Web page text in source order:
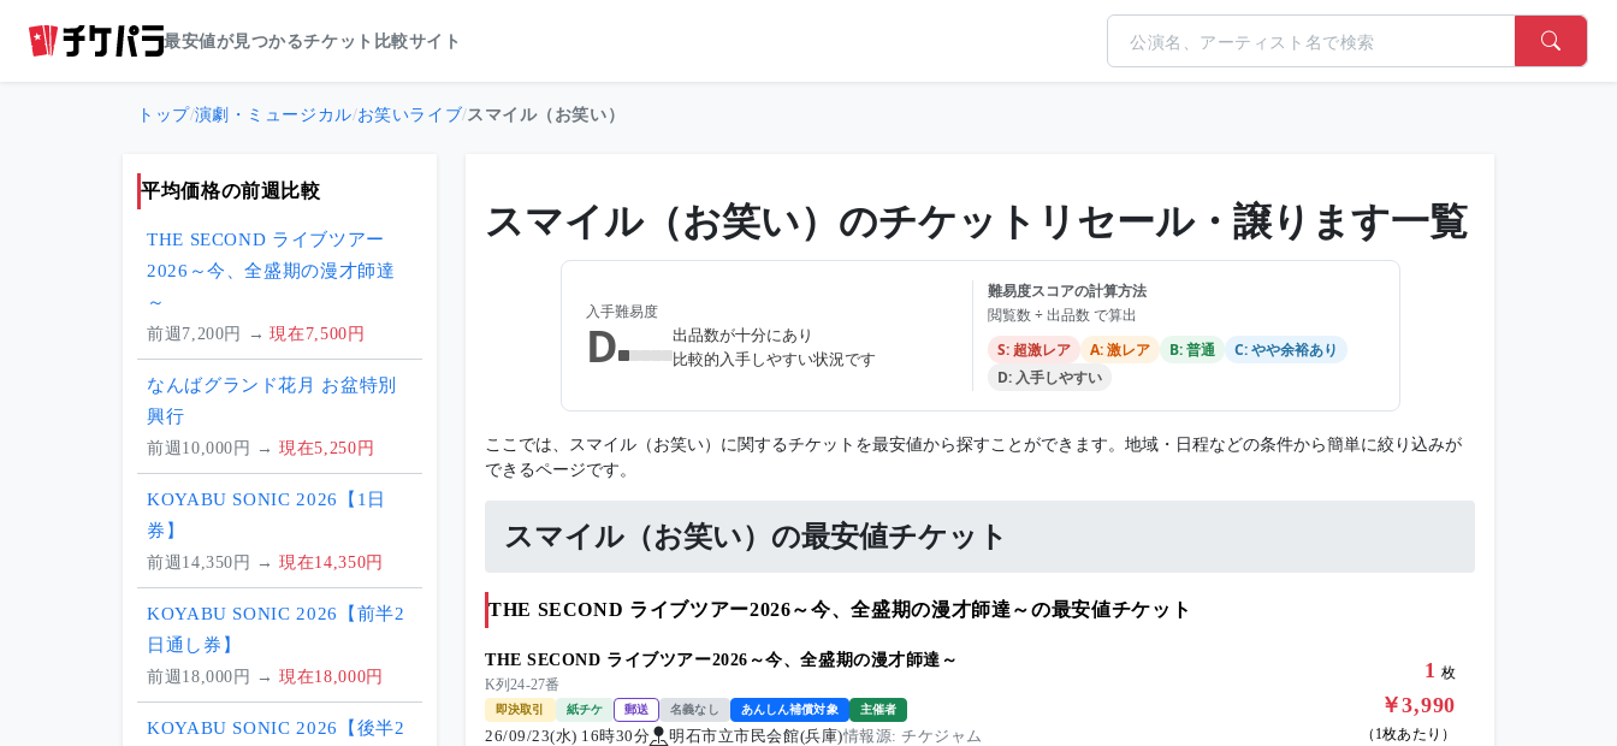
最安値が見つかるチケット比較サイト
トップ/演劇・ミュージカル/お笑いライブ/スマイル（お笑い）
スマイル（お笑い）のチケットリセール・譲ります一覧
入手難易度
D
出品数が十分にあり
比較的入手しやすい状況です
難易度スコアの計算方法
閲覧数 ÷ 出品数 で算出
S: 超激レア
A: 激レア B: 普通
C: やや余裕あり
D: 入手しやすい
ここでは、スマイル（お笑い）に関するチケットを最安値から探すことができます。地域・日程などの条件から簡単に絞り込みが
できるページです。
スマイル（お笑い）の最安値チケット
THE SECOND ライブツアー2026～今、全盛期の漫才師達～の最安値チケット
THE SECOND ライブツアー2026～今、全盛期の漫才師達～
K列24-27番
即決取引 紙チケ 郵送 名義なし あんしん補償対象 主催者
26/09/23(水) 16時30分 明石市立市民会館(兵庫)情報源: チケジャム
1 枚
￥3,990
（1枚あたり）
平均価格の前週比較
THE SECOND ライブツアー
2026～今、全盛期の漫才師達
～
前週7,200円 → 現在7,500円
なんばグランド花月 お盆特別
興行
前週10,000円 → 現在5,250円
KOYABU SONIC 2026【1日
券】
前週14,350円 → 現在14,350円
KOYABU SONIC 2026【前半2
日通し券】
前週18,000円 → 現在18,000円
KOYABU SONIC 2026【後半2